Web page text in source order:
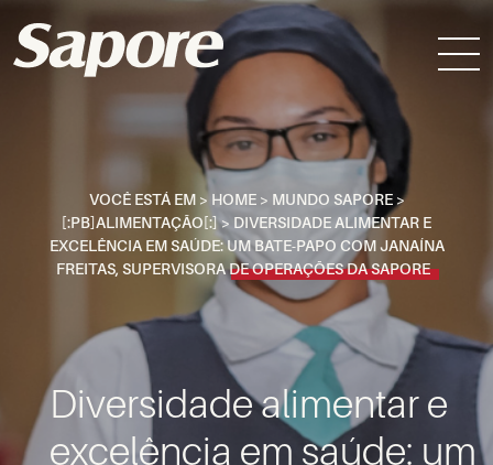
VOCÊ ESTÁ EM > HOME> MUNDO SAPORE>
[:PB]ALIMENTAÇÃO[:]> DIVERSIDADE ALIMENTAR E
EXCELÊNCIA EM SAÚDE: UM BATE-PAPO COM JANAÍNA
FREITAS, SUPERVISORA DE OPERAÇÕES DA SAPORE
Diversidade alimentar e
excelência em saúde: um